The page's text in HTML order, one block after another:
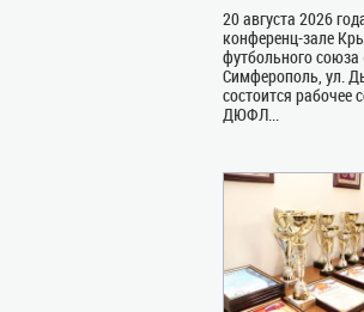
20 августа 2026
конференц-зале
футбольного союза
Симферополь, ул.
состоится рабочее
ДЮФЛ...